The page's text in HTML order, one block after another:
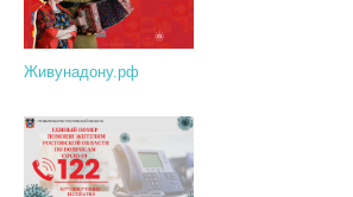
Живунадону.рф